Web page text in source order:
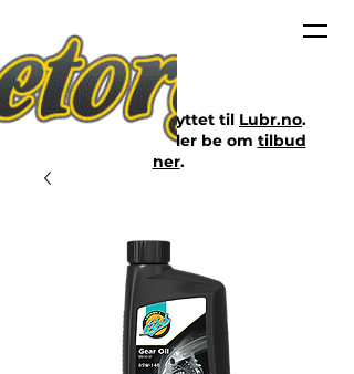
Nettbutikken er flyttet til Lubr.no.
Klikk på lenken eller be om tilbud
her.